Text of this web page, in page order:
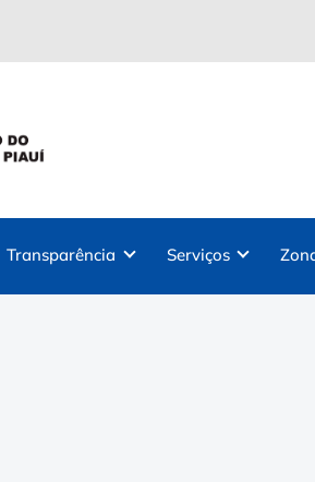
Transparência Serviços